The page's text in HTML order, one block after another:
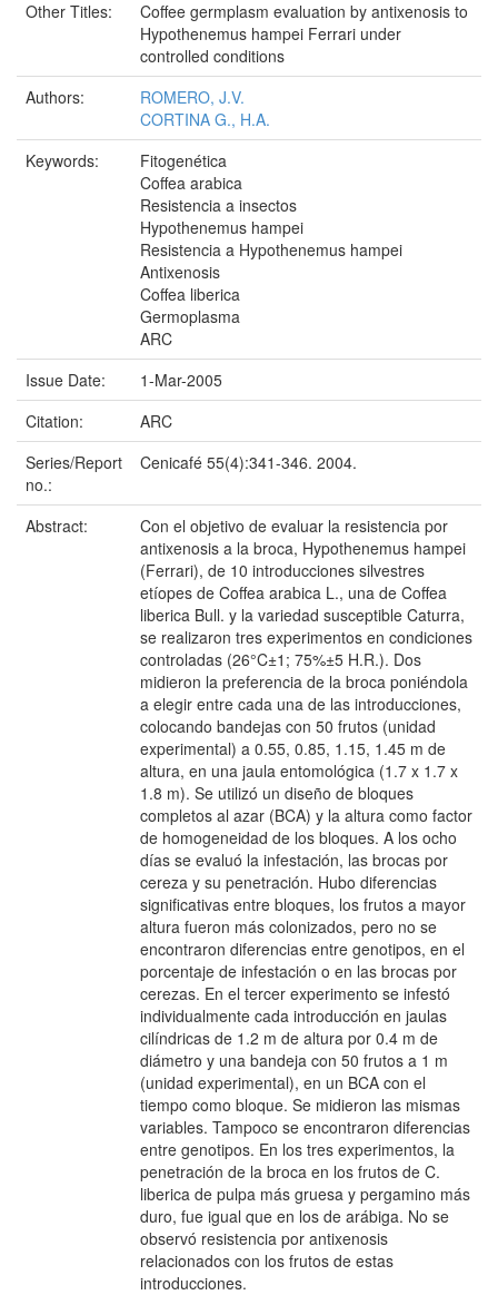
Other Titles:
Coffee germplasm evaluation by antixenosis to
Hypothenemus hampei Ferrari under
controlled conditions
Authors:
ROMERO, J.V.
CORTINA G., H.A.
Keywords:
Fitogenética
Coffea arabica
Resistencia a insectos
Hypothenemus hampei
Resistencia a Hypothenemus hampei
Antixenosis
Coffea liberica
Germoplasma
ARC
Issue Date:
1-Mar-2005
Citation:
ARC
Series/Report
no.:
Cenicafé 55(4):341-346. 2004.
Abstract:
Con el objetivo de evaluar la resistencia por
antixenosis a la broca, Hypothenemus hampei
(Ferrari), de 10 introducciones silvestres
etíopes de Coffea arabica L., una de Coffea
liberica Bull. y la variedad susceptible Caturra,
se realizaron tres experimentos en condiciones
controladas (26°C±1; 75%±5 H.R.). Dos
midieron la preferencia de la broca poniéndola
a elegir entre cada una de las introducciones,
colocando bandejas con 50 frutos (unidad
experimental) a 0.55, 0.85, 1.15, 1.45 m de
altura, en una jaula entomológica (1.7 x 1.7 x
1.8 m). Se utilizó un diseño de bloques
completos al azar (BCA) y la altura como factor
de homogeneidad de los bloques. A los ocho
días se evaluó la infestación, las brocas por
cereza y su penetración. Hubo diferencias
significativas entre bloques, los frutos a mayor
altura fueron más colonizados, pero no se
encontraron diferencias entre genotipos, en el
porcentaje de infestación o en las brocas por
cerezas. En el tercer experimento se infestó
individualmente cada introducción en jaulas
cilíndricas de 1.2 m de altura por 0.4 m de
diámetro y una bandeja con 50 frutos a 1 m
(unidad experimental), en un BCA con el
tiempo como bloque. Se midieron las mismas
variables. Tampoco se encontraron diferencias
entre genotipos. En los tres experimentos, la
penetración de la broca en los frutos de C.
liberica de pulpa más gruesa y pergamino más
duro, fue igual que en los de arábiga. No se
observó resistencia por antixenosis
relacionados con los frutos de estas
introducciones.